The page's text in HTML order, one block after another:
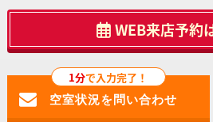
WEB来店予約
1分で入力完了！